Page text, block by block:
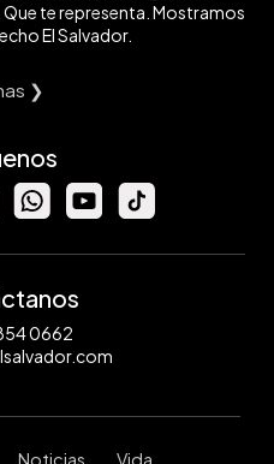
te representa. Mostramos
El Salvador.
❯
0662
Noticias Vida